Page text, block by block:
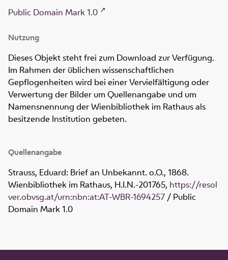
Public Domain Mark 1.0
Nutzung
Dieses Objekt steht frei zum Download zur Verfügung.
Im Rahmen der üblichen wissenschaftlichen
Gepflogenheiten wird bei einer Vervielfältigung oder
Verwertung der Bilder um Quellenangabe und um
Namensnennung der Wienbibliothek im Rathaus als
besitzende Institution gebeten.
Quellenangabe
Strauss, Eduard: Brief an Unbekannt. o.O., 1868.
Wienbibliothek im Rathaus, H.I.N.-201765, https://resol
ver.obvsg.at/urn:nbn:at:AT-WBR-1694257 / Public
Domain Mark 1.0